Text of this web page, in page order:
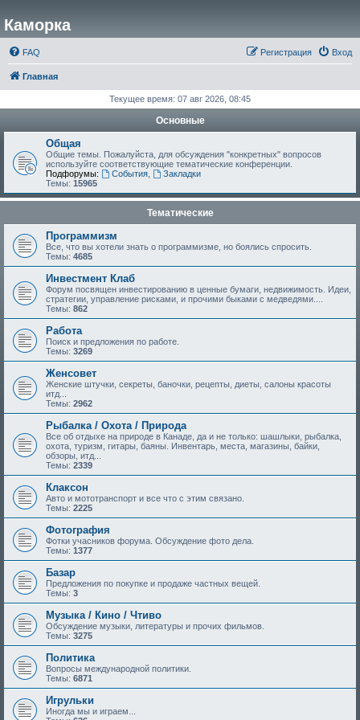
Каморка
FAQ Вход
Регистрация
Главная
Текущее время: 07 авг 2026, 08:45
Основные
Общая
Общие темы. Пожалуйста, для обсуждения "конкретных" вопросов
используйте соответствующие тематические конференции.
Подфорумы:
События,
Закладки
Темы: 15965
Тематические
Программизм
Все, что вы хотели знать о программизме, но боялись спросить.
Темы: 4685
Инвестмент Клаб
Форум посвящен инвестированию в ценные бумаги, недвижимость. Идеи,
стратегии, управление рисками, и прочими быками с медведями....
Темы: 862
Работа
Поиск и предложения по работе.
Темы: 3269
Женсовет
Женские штучки, секреты, баночки, рецепты, диеты, салоны красоты
итд...
Темы: 2962
Рыбалка / Охота / Природа
Все об отдыхе на природе в Канаде, да и не только: шашлыки, рыбалка,
охота, туризм, гитары, баяны. Инвентарь, места, магазины, байки,
обзоры, итд...
Темы: 2339
Клаксон
Авто и мототранспорт и все что с этим связано.
Темы: 2225
Фотография
Фотки учасников форума. Обсуждение фото дела.
Темы: 1377
Базар
Предложения по покупке и продаже частных вещей.
Темы: 3
Музыка / Кино / Чтиво
Обсуждение музыки, литературы и прочих фильмов.
Темы: 3275
Политика
Вопросы международной политики.
Темы: 6871
Игрульки
Иногда мы и играем...